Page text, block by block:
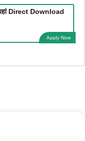
Direct Download
Apply Now